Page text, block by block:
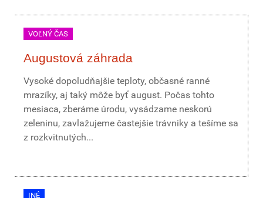
VOĽNÝ ČAS
Augustová záhrada
Vysoké dopoludňajšie teploty, občasné ranné
mrazíky, aj taký môže byť august. Počas tohto
mesiaca, zberáme úrodu, vysádzame neskorú
zeleninu, zavlažujeme častejšie trávniky a tešíme sa
z rozkvitnutých...
INÉ